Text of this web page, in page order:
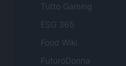
Tutto Gaming
ESG 365
Food Wiki
FuturoDonna